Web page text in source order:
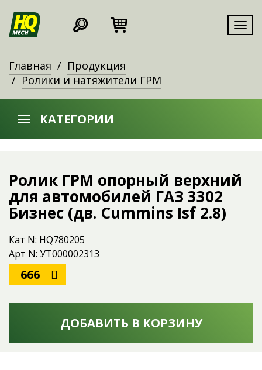
Главная
Продукция
Ролики и натяжители ГРМ
КАТЕГОРИИ
Ролик ГРМ опорный верхний
для автомобилей ГАЗ 3302
Бизнес (дв. Cummins Isf 2.8)
Кат N: HQ780205
Арт N: УТ000002313
666
ДОБАВИТЬ В КОРЗИНУ